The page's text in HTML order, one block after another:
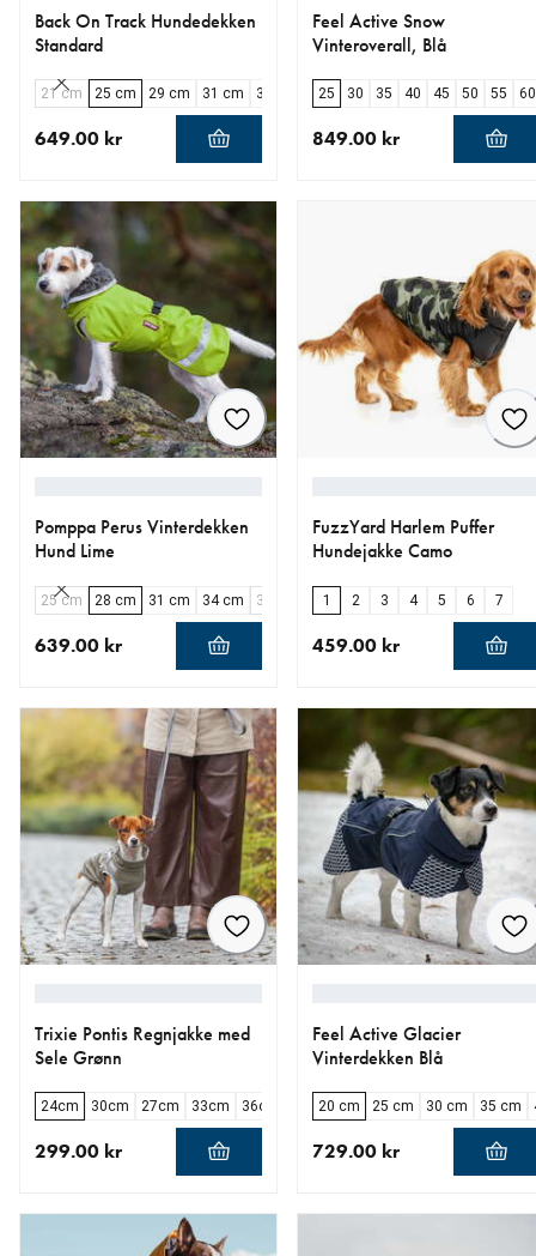
Back On Track Hundedekken
Standard
21 cm 25 cm 29 cm 31 cm 34 cm 37 cm 43 cm 46 cm 49 cm
649.00 kr
Feel Active Snow
Vinteroverall, Blå
25 30 35 40 45 50 55 60
849.00 kr
Pomppa Perus Vinterdekken
Hund Lime
25 cm 28 cm 31 cm 34 cm 37 cm 40 cm 44 cm 48 cm 52 cm
639.00 kr
FuzzYard Harlem Puffer
Hundejakke Camo
1 2 3 4 5 6 7
459.00 kr
Trixie Pontis Regnjakke med
Sele Grønn
24cm 30cm 27cm 33cm 36cm 40cm 45cm
299.00 kr
Feel Active Glacier
Vinterdekken Blå
20 cm 25 cm 30 cm 35 cm
729.00 kr